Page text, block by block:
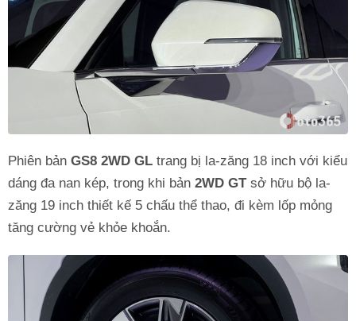
Phiên bản GS8 2WD GL trang bị la-zăng 18 inch với kiểu
dáng đa nan kép, trong khi bản 2WD GTsở hữu bộ la-
zăng 19 inch thiết kế 5 chấu thể thao, đi kèm lốp mỏng
tăng cường vẻ khỏe khoắn.